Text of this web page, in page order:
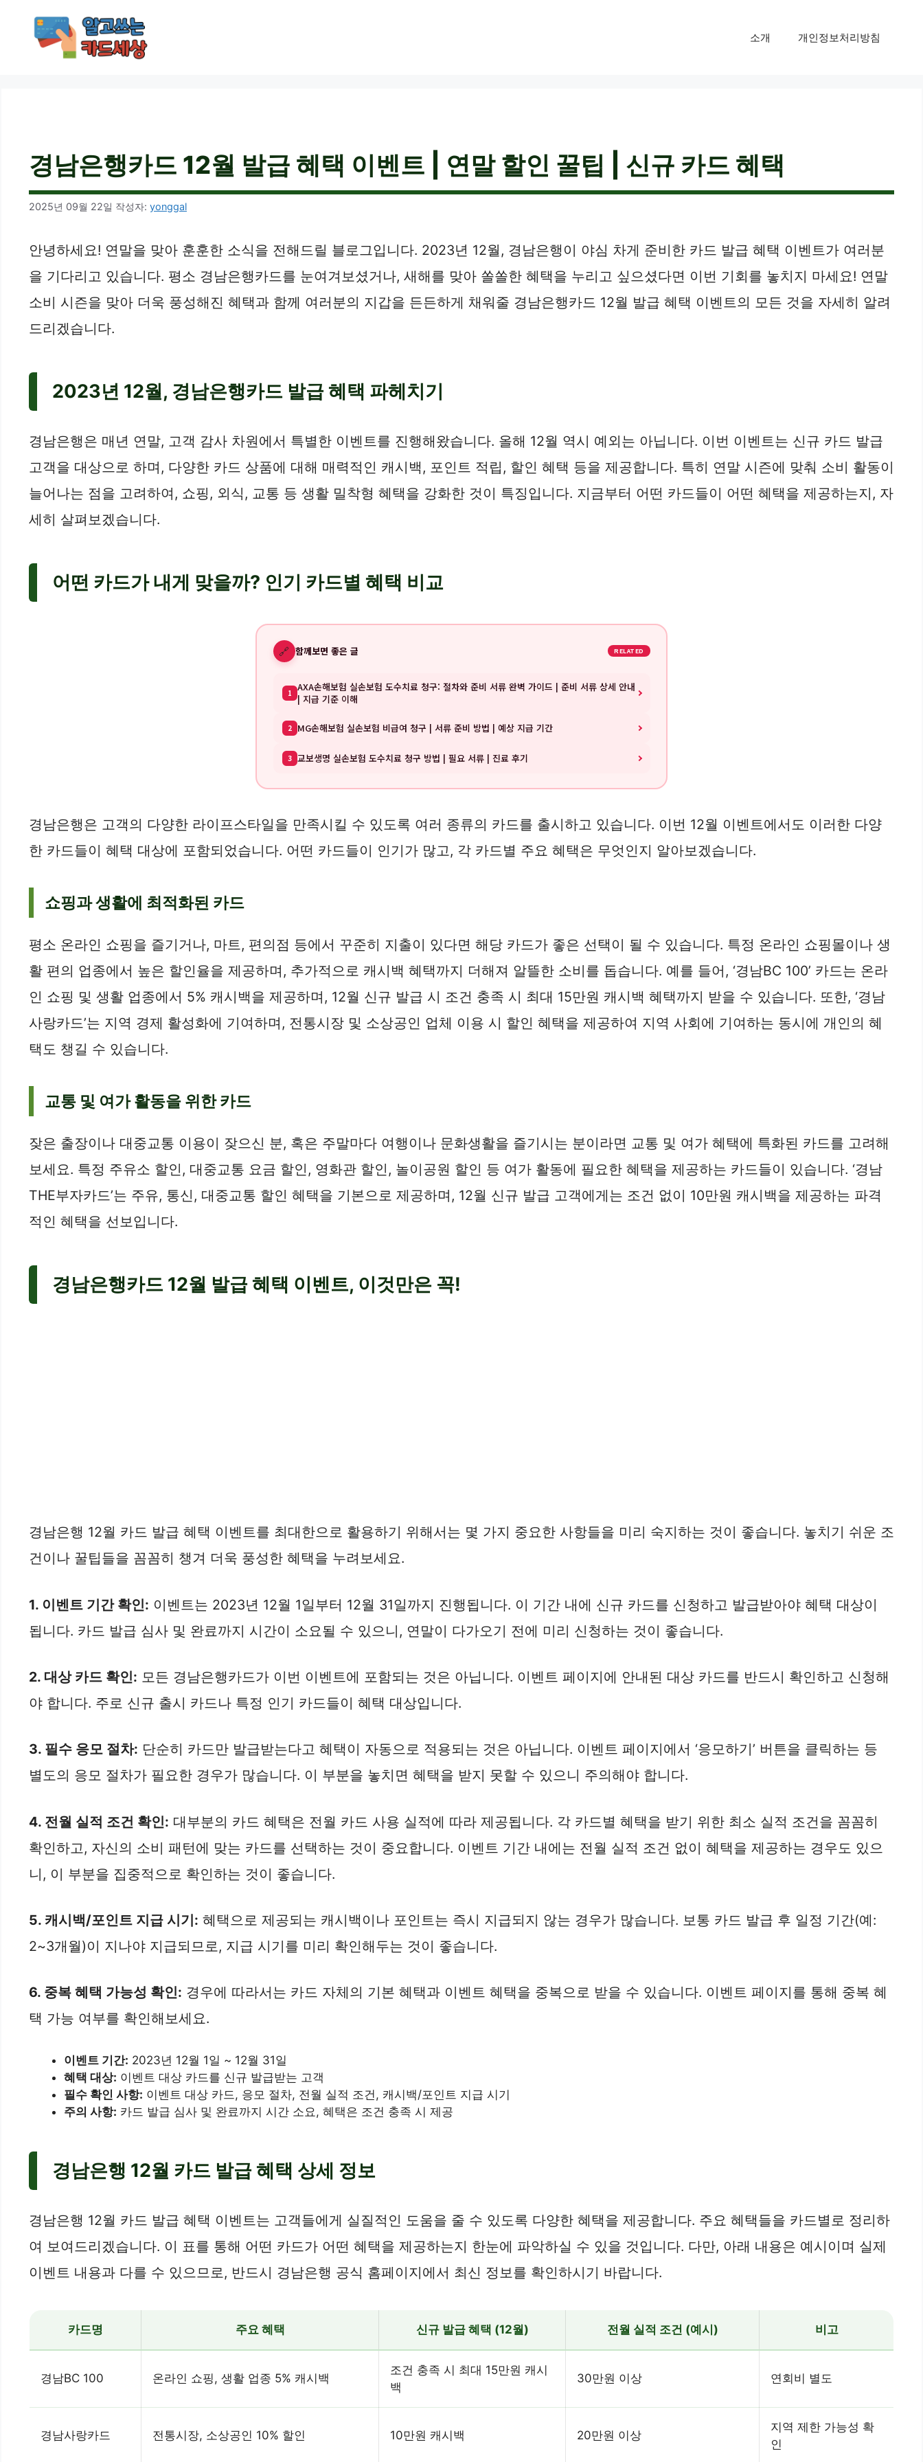
소개 개인정보처리방침
경남은행카드 12월 발급 혜택 이벤트 | 연말 할인 꿀팁 | 신규 카드 혜택
2025년 09월 22일 작성자: yonggal
안녕하세요! 연말을 맞아 훈훈한 소식을 전해드릴 블로그입니다. 2023년 12월, 경남은행이 야심 차게 준비한 카드 발급 혜택 이벤트가 여러분
을 기다리고 있습니다. 평소 경남은행카드를 눈여겨보셨거나, 새해를 맞아 쏠쏠한 혜택을 누리고 싶으셨다면 이번 기회를 놓치지 마세요! 연말
소비 시즌을 맞아 더욱 풍성해진 혜택과 함께 여러분의 지갑을 든든하게 채워줄 경남은행카드 12월 발급 혜택 이벤트의 모든 것을 자세히 알려
드리겠습니다.
2023년 12월, 경남은행카드 발급 혜택 파헤치기
경남은행은 매년 연말, 고객 감사 차원에서 특별한 이벤트를 진행해왔습니다. 올해 12월 역시 예외는 아닙니다. 이번 이벤트는 신규 카드 발급
고객을 대상으로 하며, 다양한 카드 상품에 대해 매력적인 캐시백, 포인트 적립, 할인 혜택 등을 제공합니다. 특히 연말 시즌에 맞춰 소비 활동이
늘어나는 점을 고려하여, 쇼핑, 외식, 교통 등 생활 밀착형 혜택을 강화한 것이 특징입니다. 지금부터 어떤 카드들이 어떤 혜택을 제공하는지, 자
세히 살펴보겠습니다.
어떤 카드가 내게 맞을까? 인기 카드별 혜택 비교
🔗 함께보면 좋은 글 RELATED
1 AXA손해보험 실손보험 도수치료 청구: 절차와 준비 서류 완벽 가이드 | 준비 서류 상세 안내
| 지급 기준 이해
2 MG손해보험 실손보험 비급여 청구 | 서류 준비 방법 | 예상 지급 기간
3 교보생명 실손보험 도수치료 청구 방법 | 필요 서류 | 진료 후기
경남은행은 고객의 다양한 라이프스타일을 만족시킬 수 있도록 여러 종류의 카드를 출시하고 있습니다. 이번 12월 이벤트에서도 이러한 다양
한 카드들이 혜택 대상에 포함되었습니다. 어떤 카드들이 인기가 많고, 각 카드별 주요 혜택은 무엇인지 알아보겠습니다.
쇼핑과 생활에 최적화된 카드
평소 온라인 쇼핑을 즐기거나, 마트, 편의점 등에서 꾸준히 지출이 있다면 해당 카드가 좋은 선택이 될 수 있습니다. 특정 온라인 쇼핑몰이나 생
활 편의 업종에서 높은 할인율을 제공하며, 추가적으로 캐시백 혜택까지 더해져 알뜰한 소비를 돕습니다. 예를 들어, ‘경남BC 100’ 카드는 온라
인 쇼핑 및 생활 업종에서 5% 캐시백을 제공하며, 12월 신규 발급 시 조건 충족 시 최대 15만원 캐시백 혜택까지 받을 수 있습니다. 또한, ‘경남
사랑카드’는 지역 경제 활성화에 기여하며, 전통시장 및 소상공인 업체 이용 시 할인 혜택을 제공하여 지역 사회에 기여하는 동시에 개인의 혜
택도 챙길 수 있습니다.
교통 및 여가 활동을 위한 카드
잦은 출장이나 대중교통 이용이 잦으신 분, 혹은 주말마다 여행이나 문화생활을 즐기시는 분이라면 교통 및 여가 혜택에 특화된 카드를 고려해
보세요. 특정 주유소 할인, 대중교통 요금 할인, 영화관 할인, 놀이공원 할인 등 여가 활동에 필요한 혜택을 제공하는 카드들이 있습니다. ‘경남
THE부자카드’는 주유, 통신, 대중교통 할인 혜택을 기본으로 제공하며, 12월 신규 발급 고객에게는 조건 없이 10만원 캐시백을 제공하는 파격
적인 혜택을 선보입니다.
경남은행카드 12월 발급 혜택 이벤트, 이것만은 꼭!
경남은행 12월 카드 발급 혜택 이벤트를 최대한으로 활용하기 위해서는 몇 가지 중요한 사항들을 미리 숙지하는 것이 좋습니다. 놓치기 쉬운 조
건이나 꿀팁들을 꼼꼼히 챙겨 더욱 풍성한 혜택을 누려보세요.
1. 이벤트 기간 확인: 이벤트는 2023년 12월 1일부터 12월 31일까지 진행됩니다. 이 기간 내에 신규 카드를 신청하고 발급받아야 혜택 대상이
됩니다. 카드 발급 심사 및 완료까지 시간이 소요될 수 있으니, 연말이 다가오기 전에 미리 신청하는 것이 좋습니다.
2. 대상 카드 확인: 모든 경남은행카드가 이번 이벤트에 포함되는 것은 아닙니다. 이벤트 페이지에 안내된 대상 카드를 반드시 확인하고 신청해
야 합니다. 주로 신규 출시 카드나 특정 인기 카드들이 혜택 대상입니다.
3. 필수 응모 절차: 단순히 카드만 발급받는다고 혜택이 자동으로 적용되는 것은 아닙니다. 이벤트 페이지에서 ‘응모하기’ 버튼을 클릭하는 등
별도의 응모 절차가 필요한 경우가 많습니다. 이 부분을 놓치면 혜택을 받지 못할 수 있으니 주의해야 합니다.
4. 전월 실적 조건 확인: 대부분의 카드 혜택은 전월 카드 사용 실적에 따라 제공됩니다. 각 카드별 혜택을 받기 위한 최소 실적 조건을 꼼꼼히
확인하고, 자신의 소비 패턴에 맞는 카드를 선택하는 것이 중요합니다. 이벤트 기간 내에는 전월 실적 조건 없이 혜택을 제공하는 경우도 있으
니, 이 부분을 집중적으로 확인하는 것이 좋습니다.
5. 캐시백/포인트 지급 시기: 혜택으로 제공되는 캐시백이나 포인트는 즉시 지급되지 않는 경우가 많습니다. 보통 카드 발급 후 일정 기간(예:
2~3개월)이 지나야 지급되므로, 지급 시기를 미리 확인해두는 것이 좋습니다.
6. 중복 혜택 가능성 확인: 경우에 따라서는 카드 자체의 기본 혜택과 이벤트 혜택을 중복으로 받을 수 있습니다. 이벤트 페이지를 통해 중복 혜
택 가능 여부를 확인해보세요.
이벤트 기간: 2023년 12월 1일 ~ 12월 31일
혜택 대상: 이벤트 대상 카드를 신규 발급받는 고객
필수 확인 사항: 이벤트 대상 카드, 응모 절차, 전월 실적 조건, 캐시백/포인트 지급 시기
주의 사항: 카드 발급 심사 및 완료까지 시간 소요, 혜택은 조건 충족 시 제공
경남은행 12월 카드 발급 혜택 상세 정보
경남은행 12월 카드 발급 혜택 이벤트는 고객들에게 실질적인 도움을 줄 수 있도록 다양한 혜택을 제공합니다. 주요 혜택들을 카드별로 정리하
여 보여드리겠습니다. 이 표를 통해 어떤 카드가 어떤 혜택을 제공하는지 한눈에 파악하실 수 있을 것입니다. 다만, 아래 내용은 예시이며 실제
이벤트 내용과 다를 수 있으므로, 반드시 경남은행 공식 홈페이지에서 최신 정보를 확인하시기 바랍니다.
카드명 주요 혜택 신규 발급 혜택 (12월) 전월 실적 조건 (예시) 비고
경남BC 100 온라인 쇼핑, 생활 업종 5% 캐시백
조건 충족 시 최대 15만원 캐시
백
30만원 이상 연회비 별도
경남사랑카드 전통시장, 소상공인 10% 할인 10만원 캐시백 20만원 이상
지역 제한 가능성 확
인